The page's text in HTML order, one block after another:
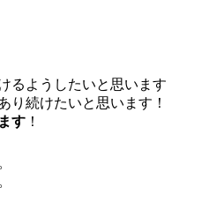
るようしたいと思います
り続けたいと思います！
す ！